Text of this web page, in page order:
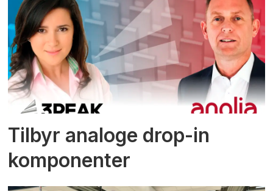
Tilbyr analoge drop-in
komponenter